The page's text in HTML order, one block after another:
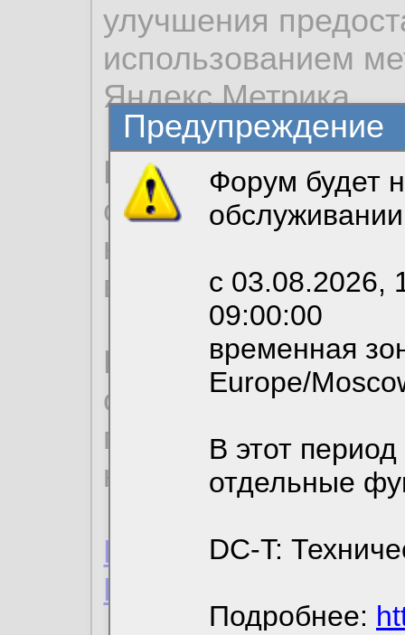
Предупреждение
Форум будет
с 03.08.2026,
09:00:00
временная
Europe/
В этот
отдельные
DC-T:
Подробнее:
улучшения
использованием
Яндекс.Метрика.
Продолжая
согласие на
необходимых для
вы можете
По
ознакомиться с
пользовательским
Пользовательское
Политика